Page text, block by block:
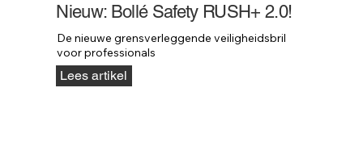
Nieuw: Bollé Safety RUSH+ 2.0!
De nieuwe grensverleggende veiligheidsbril
voor professionals
Lees artikel